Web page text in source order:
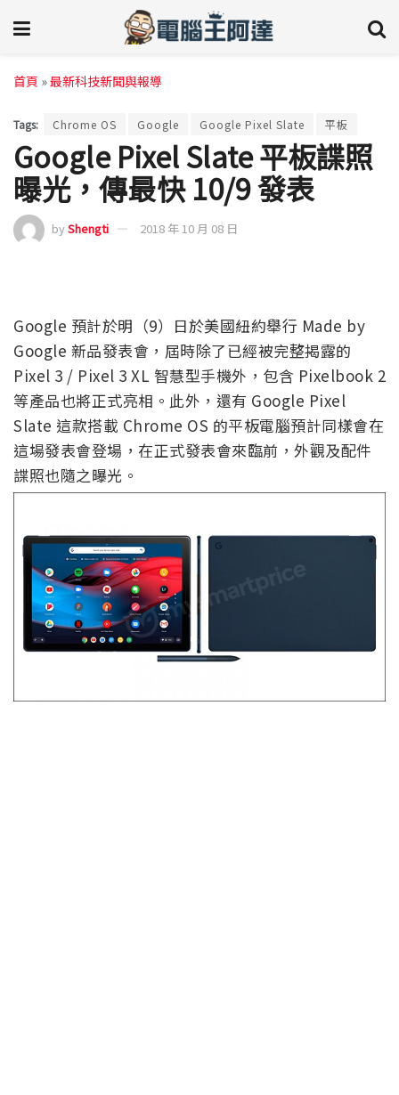
首頁 »最新科技新聞與報導
Tags: Chrome OS Google Google Pixel Slate 平板
Google Pixel Slate 平板諜照
曝光，傳最快 10/9 發表
byShengti 2018 年 10 月 08 日
Google 預計於明（9）日於美國紐約舉行 Made by
Google 新品發表會，屆時除了已經被完整揭露的
Pixel 3 / Pixel 3 XL 智慧型手機外，包含 Pixelbook 2
等產品也將正式亮相。此外，還有 Google Pixel
Slate 這款搭載 Chrome OS 的平板電腦預計同樣會在
這場發表會登場，在正式發表會來臨前，外觀及配件
諜照也隨之曝光。